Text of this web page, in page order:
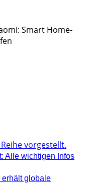
Smart Home-
Alle wichtigen Infos
globale